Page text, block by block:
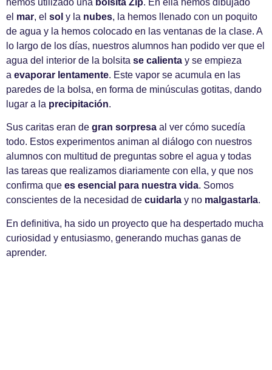
el mar, el sol y la nubes, la hemos llenado con un poquito
de agua y la hemos colocado en las ventanas de la clase. A
lo largo de los días, nuestros alumnos han podido ver que el
agua del interior de la bolsita se calienta y se empieza
a evaporar lentamente. Este vapor se acumula en las
paredes de la bolsa, en forma de minúsculas gotitas, dando
lugar a la precipitación.
Sus caritas eran de gran sorpresa al ver cómo sucedía
todo. Estos experimentos animan al diálogo con nuestros
alumnos con multitud de preguntas sobre el agua y todas
las tareas que realizamos diariamente con ella, y que nos
confirma que es esencial para nuestra vida. Somos
conscientes de la necesidad de cuidarla y no malgastarla.
En definitiva, ha sido un proyecto que ha despertado mucha
curiosidad y entusiasmo, generando muchas ganas de
aprender.